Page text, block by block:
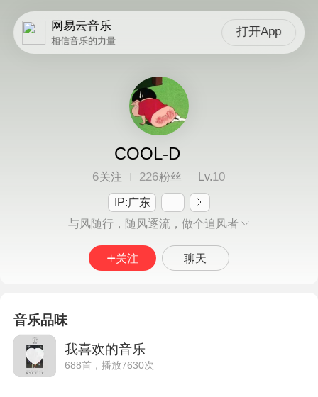
网易云音乐
相信音乐的力量
打开App
COOL-D
6关注 226粉丝 Lv.10
IP:广东
与风随行，随风逐流，做个追风者
关注 聊天
音乐品味
我喜欢的音乐
688首，播放7630次